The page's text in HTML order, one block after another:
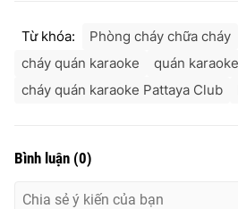
Từ khóa: Phòng cháy chữa cháy
cháy quán karaoke
quán karaoke
cháy quán karaoke Pattaya Club
Bình luận (0)